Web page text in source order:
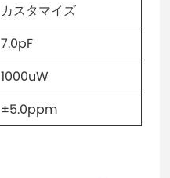
カスタマイズ
7.0pF
1000uW
±5.0ppm